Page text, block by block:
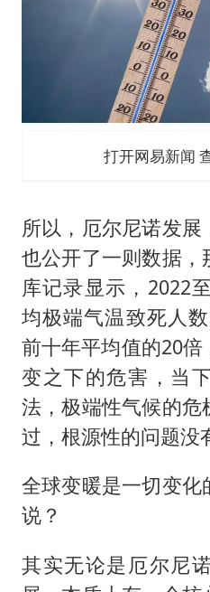
打开网易新闻
所以，厄尔尼诺发
也公开了一则数据
库记录显示，2022
均极端气温致死人
前十年平均值的20
变之下的危害，当
法，极端性气候的
过，根源性的问题没
全球变暖是一切变
说？
其实无论是厄尔尼